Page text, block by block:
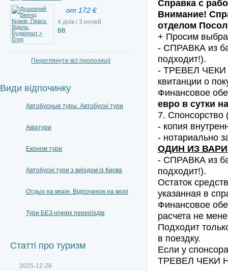
Справка с
Внимание!
отделом
+ Просим
- СПРАВКА из
подходит!).
- ТРЕВЕЛ ЧЕКИ
квитанции о
Финансовое
евро в сутки
7. Спонсорство
- копия
- нотариально
ОДИН ИЗ
- СПРАВКА из
подходит!).
Остаток
указанная в
Финансовое
расчета не
Подходит
в поездку.
Если у
ТРЕВЕЛ ЧЕКИ
от 172 €
4 днів / 3 ночей
ВВ
Переглянути всі пропозиції
Види відпочинку
Автобусные туры. Автобусні тури
Авіатури
Економ тури
Автобусні тури з виїздом із Києва
Отдых на море. Відпочинок на морі
Тури БЕЗ нічних перееїздів
Статті про туризм
2025-12-26